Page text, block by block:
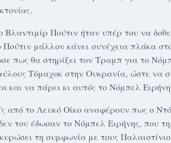
Βλαντιμίρ Πούτιν ήταν υπέρ του να
Πούτιν μάλλον κάνει συνέχεια πλάκα
πως θα στηρίξει τον Τραμπ για το
Τόμαχοκ στην Ουκρανία, ώστε να
και να πάρει κι αυτός το Νόμπελ
από το Λευκό Οίκο αναφέρουν πως ο
του έδωσαν το Νόμπελ Ειρήνης, που
τη συμφωνία με τους